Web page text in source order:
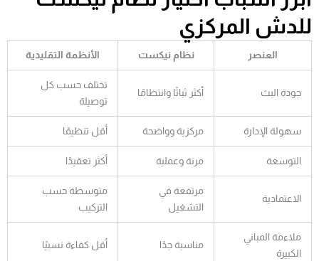
للدش المركزي
العنصر نظام نيكست الأنظمة التقليدية
جودة البث أكثر ثباتًا وانتظامًا
تختلف حسب كل
توصيلة
سهولة الإدارة مركزية وواضحة أقل تنظيمًا
التوسعة مرنة وعملية أكثر تعقيدًا
الاعتمادية
مرتفعة في
التشغيل
متوسطة حسب
التركيب
ملاءمة المباني
الكبيرة
مناسبة جدًا أقل كفاءة نسبيًا